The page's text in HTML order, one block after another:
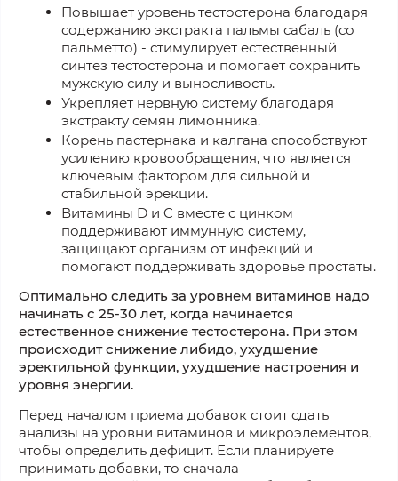
Повышает уровень тестостерона благодаря
содержанию экстракта пальмы сабаль (со
пальметто) - стимулирует естественный
синтез тестостерона и помогает сохранить
мужскую силу и выносливость.
Укрепляет нервную систему благодаря
экстракту семян лимонника.
Корень пастернака и калгана способствуют
усилению кровообращения, что является
ключевым фактором для сильной и
стабильной эрекции.
Витамины D и C вместе с цинком
поддерживают иммунную систему,
защищают организм от инфекций и
помогают поддерживать здоровье простаты.
Оптимально следить за уровнем витаминов надо
начинать с 25-30 лет, когда начинается
естественное снижение тестостерона. При этом
происходит снижение либидо, ухудшение
эректильной функции, ухудшение настроения и
уровня энергии.
Перед началом приема добавок стоит сдать
анализы на уровни витаминов и микроэлементов,
чтобы определить дефицит. Если планируете
принимать добавки, то сначала